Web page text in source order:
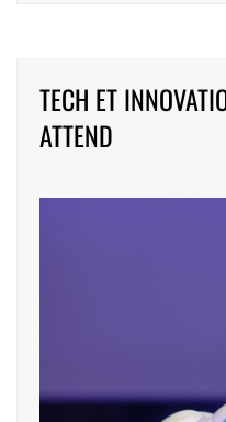
TECH ET
ATTEND